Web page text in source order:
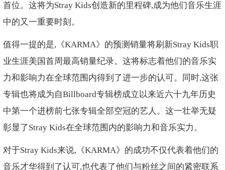
首位。这将为Stray Kids创造新的里程碑,成为他们音乐生涯
中的又一重要时刻。
值得一提的是,《KARMA》的预测销量将刷新Stray Kids职
业生涯美国首周最高销量纪录。这将标志着他们的音乐实
力和影响力在全球范围内得到了进一步的认可。同时,这张
专辑也将成为自Billboard专辑榜成立以来近六十九年历史
中第一个进榜前七张专辑全部空冠的艺人。这一壮举无疑
彰显了Stray Kids在全球范围内的影响力和音乐实力。
对于Stray Kids来说,《KARMA》的成功不仅代表着他们的
音乐才华得到了认可,也代表了他们与粉丝之间的紧密联系